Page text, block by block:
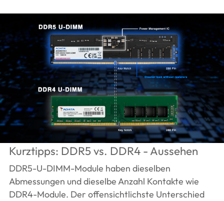
Kurztipps: DDR5 vs. DDR4 - Aussehen
DDR5-U-DIMM-Module haben dieselben
Abmessungen und dieselbe Anzahl Kontakte wie
DDR4-Module. Der offensichtlichste Unterschied